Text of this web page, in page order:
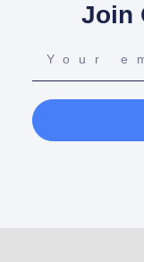
Join